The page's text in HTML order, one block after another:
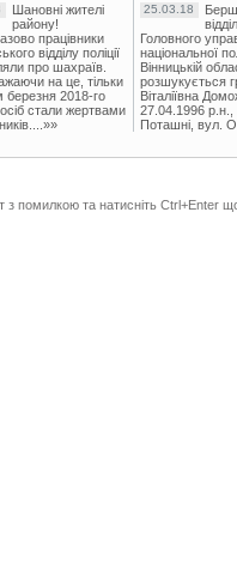
Шановні жителі
району!
працівники
відділу поліції
про шахраїв.
на це, тільки
березня 2018-го
стали жертвами
25.03.18
Головного
національної
Вінницькій
розшукується
Віталіївна
27.04.1996 р.н.,
Поташні, вул.
з помилкою та натисніть Ctrl+Enter